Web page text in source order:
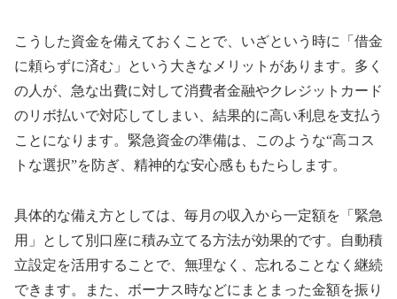
こうした資金を備えておくことで、いざという時に「借金
に頼らずに済む」という大きなメリットがあります。多く
の人が、急な出費に対して消費者金融やクレジットカード
のリボ払いで対応してしまい、結果的に高い利息を支払う
ことになります。緊急資金の準備は、このような“高コス
トな選択”を防ぎ、精神的な安心感ももたらします。
具体的な備え方としては、毎月の収入から一定額を「緊急
用」として別口座に積み立てる方法が効果的です。自動積
立設定を活用することで、無理なく、忘れることなく継続
できます。また、ボーナス時などにまとまった金額を振り